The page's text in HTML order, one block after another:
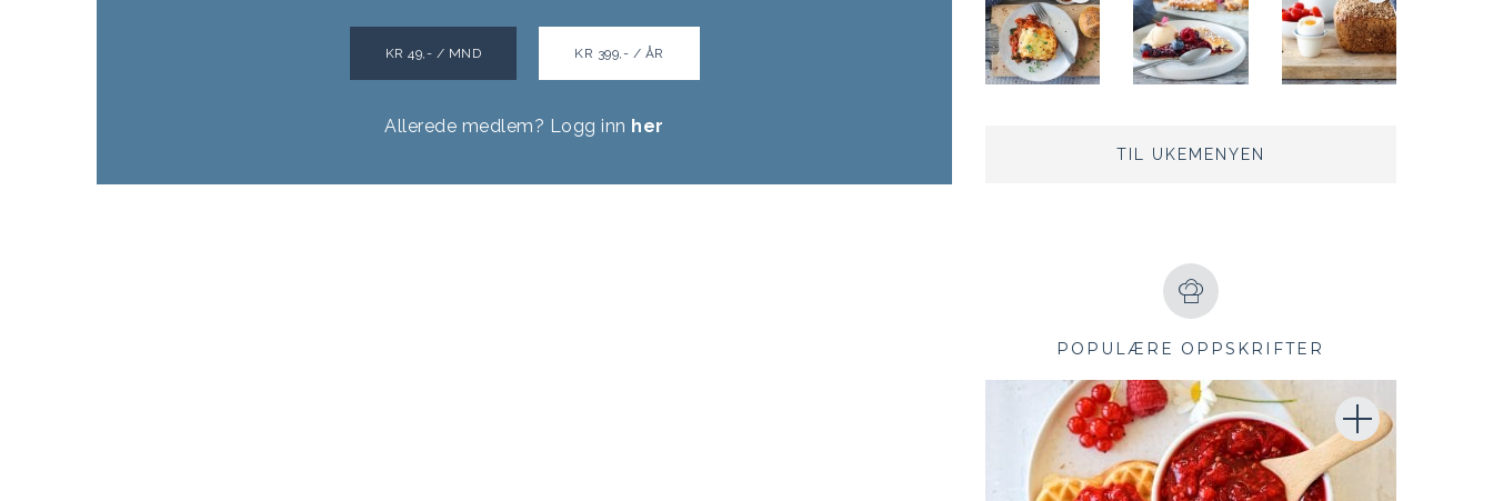
KR 49,- / MND KR 399,- / ÅR
Allerede medlem? Logg inn her
TIL UKEMENYEN
POPULÆRE OPPSKRIFTER